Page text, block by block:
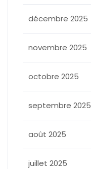
décembre 2025
novembre 2025
octobre 2025
septembre 2025
août 2025
juillet 2025